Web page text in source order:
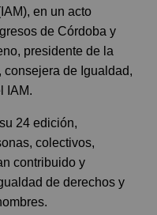
en un acto
de Córdoba y
presidente de la
de Igualdad,
IAM.
24 edición,
colectivos,
contribuido y
de derechos y